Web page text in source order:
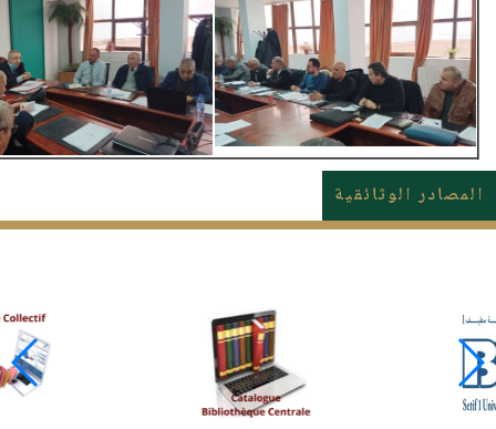
المصادر الوثائقية